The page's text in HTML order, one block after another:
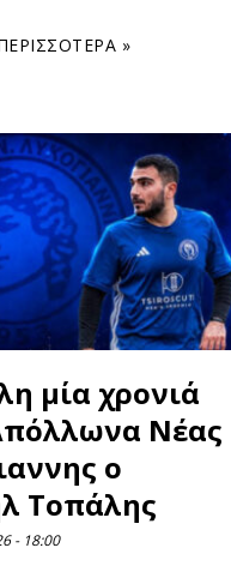
»
μία χρονιά
Νέας
ο
Τοπάλης
18:00